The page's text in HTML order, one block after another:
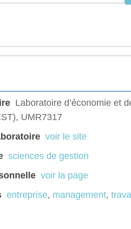
Laboratoire d’économie et
UMR7317
voir le site
sciences de gestion
voir la page
entreprise, management,